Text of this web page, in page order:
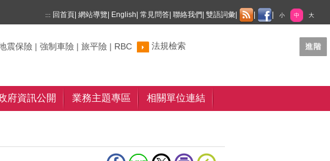
::: 回首頁 網站導覽 English 常見問答 聯絡我們 雙語詞彙 小 中 大
尋
尋
關鍵字
震保險 強制車險 旅平險 RBC 法規檢索
府資訊公開 業務主題專區 相關單位連結